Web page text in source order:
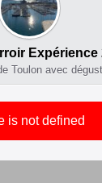
Expérience
Toulon avec
is not defined